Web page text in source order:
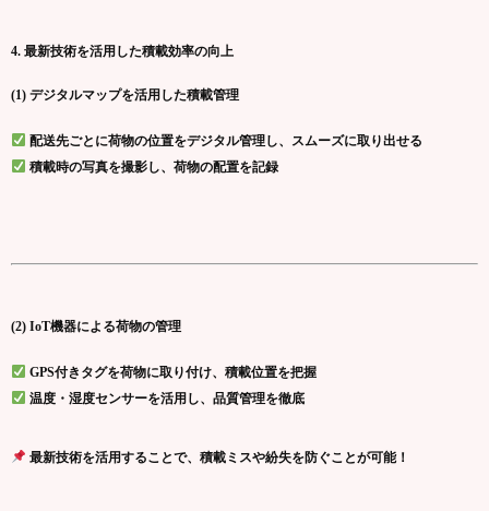
4. 最新技術を活用した積載効率の向上
(1) デジタルマップを活用した積載管理
配送先ごとに荷物の位置をデジタル管理し、スムーズに取り出せる
積載時の写真を撮影し、荷物の配置を記録
(2) IoT機器による荷物の管理
GPS付きタグを荷物に取り付け、積載位置を把握
温度・湿度センサーを活用し、品質管理を徹底
最新技術を活用することで、積載ミスや紛失を防ぐことが可能！